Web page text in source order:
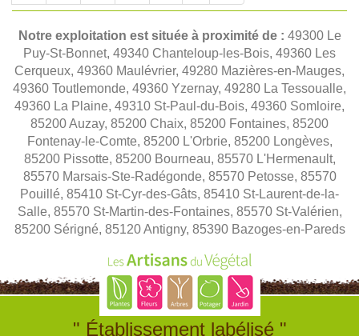
Notre exploitation est située à proximité de : 49300 Le
Puy-St-Bonnet, 49340 Chanteloup-les-Bois, 49360 Les
Cerqueux, 49360 Maulévrier, 49280 Mazières-en-Mauges,
49360 Toutlemonde, 49360 Yzernay, 49280 La Tessoualle,
49360 La Plaine, 49310 St-Paul-du-Bois, 49360 Somloire,
85200 Auzay, 85200 Chaix, 85200 Fontaines, 85200
Fontenay-le-Comte, 85200 L'Orbrie, 85200 Longèves,
85200 Pissotte, 85200 Bourneau, 85570 L'Hermenault,
85570 Marsais-Ste-Radégonde, 85570 Petosse, 85570
Pouillé, 85410 St-Cyr-des-Gâts, 85410 St-Laurent-de-la-
Salle, 85570 St-Martin-des-Fontaines, 85570 St-Valérien,
85200 Sérigné, 85120 Antigny, 85390 Bazoges-en-Pareds
" Établissement labélisé "